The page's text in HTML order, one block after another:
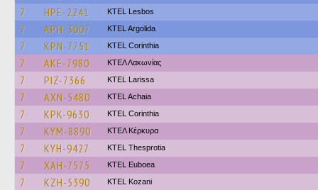
7 HPE-2241 KTEL Lesbos
7 APH-3007 KTEL Argolida
7 KPN-7751 KTEL Corinthia
7 AKE-7980 ΚΤΕΛ Λακωνίας
7 PIZ-7366 KTEL Larissa
7 AXN-5480 KTEL Achaia
7 KPK-9630 KTEL Corinthia
7 KYM-8890 ΚΤΕΛ Κέρκυρα
7 KYH-9427 KTEL Thesprotia
7 XAH-7575 ΚΤΕL Euboea
7 KZH-5390 ΚΤΕL Kozani